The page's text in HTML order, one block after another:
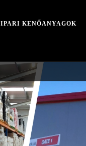
IPARI KENŐANYAGOK